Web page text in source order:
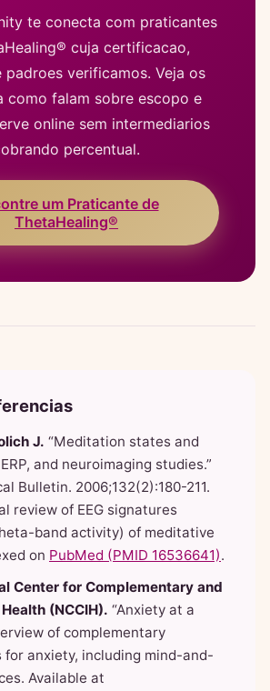
te conecta com praticantes
cuja certificacao,
padroes verificamos. Veja os
como falam sobre escopo e
online sem intermediarios
percentual.
um Praticante de
ThetaHealing®
J. “Meditation states and
and neuroimaging studies.”
Bulletin. 2006;132(2):180-211.
review of EEG signatures
band activity) of meditative
on PubMed (PMID 16536641).
Center for Complementary and
(NCCIH). “Anxiety at a
of complementary
for anxiety, including mind-and-
Available at